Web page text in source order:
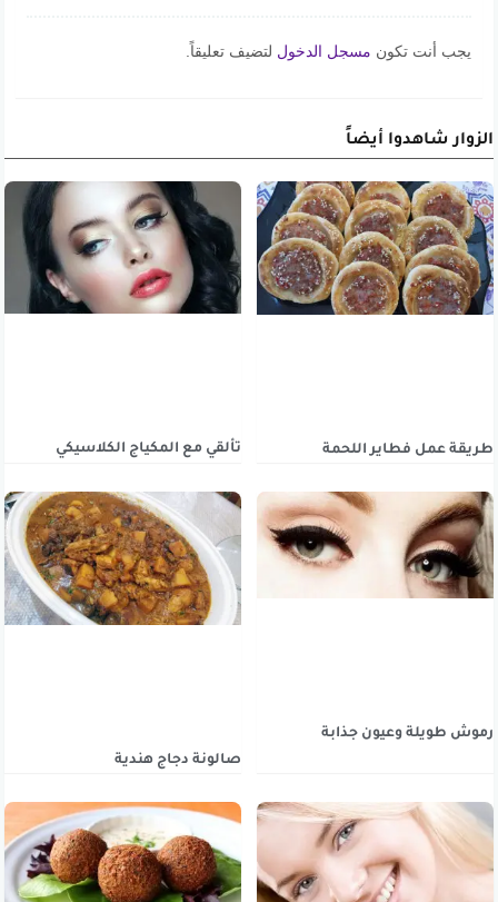
يجب أنت تكون مسجل الدخول لتضيف تعليقاً.
الزوار شاهدوا أيضاً
طريقة عمل فطاير اللحمة تألقي مع المكياج الكلاسيكي
رموش طويلة وعيون جذابة
صالونة دجاج هندية